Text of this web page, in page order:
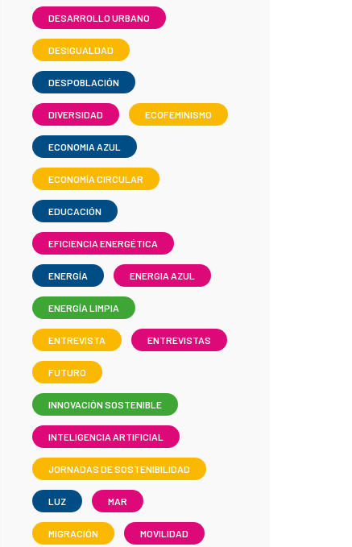
DESARROLLO URBANO
DESIGUALDAD
DESPOBLACIÓN
DIVERSIDAD ECOFEMINISMO
ECONOMIA AZUL
ECONOMÍA CIRCULAR
EDUCACIÓN
EFICIENCIA ENERGÉTICA
ENERGÍA ENERGIA AZUL
ENERGÍA LIMPIA
ENTREVISTA ENTREVISTAS
FUTURO
INNOVACIÓN SOSTENIBLE
INTELIGENCIA ARTIFICIAL
JORNADAS DE SOSTENIBILIDAD
LUZ MAR
MIGRACIÓN MOVILIDAD